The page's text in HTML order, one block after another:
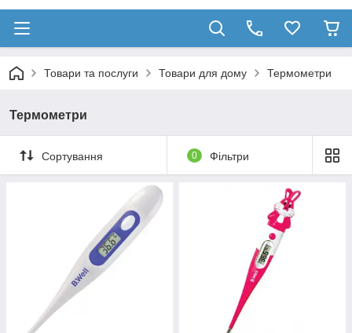
Товари та послуги Товари для дому Термометри
Термометри
Сортування 0 Фільтри